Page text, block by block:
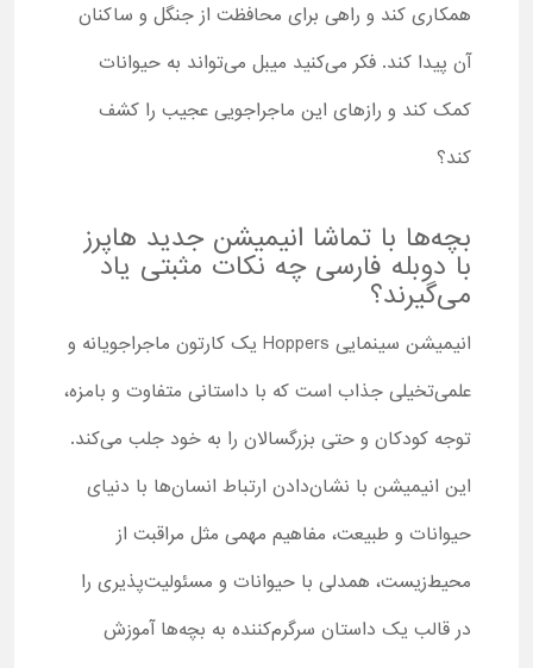
همکاری کند و راهی برای محافظت از جنگل و ساکنان
آن پیدا کند. فکر می‌کنید میبل می‌تواند به حیوانات
کمک کند و رازهای این ماجراجویی عجیب را کشف
کند؟
بچه‌ها با تماشا انیمیشن جدید هاپرز
با دوبله فارسی چه نکات مثبتی یاد
می‌گیرند؟
انیمیشن سینمایی Hoppers یک کارتون ماجراجویانه و
علمی‌تخیلی جذاب است که با داستانی متفاوت و بامزه،
توجه کودکان و حتی بزرگسالان را به خود جلب می‌کند.
این انیمیشن با نشان‌دادن ارتباط انسان‌ها با دنیای
حیوانات و طبیعت، مفاهیم مهمی مثل مراقبت از
محیط‌زیست، همدلی با حیوانات و مسئولیت‌پذیری را
در قالب یک داستان سرگرم‌کننده به بچه‌ها آموزش